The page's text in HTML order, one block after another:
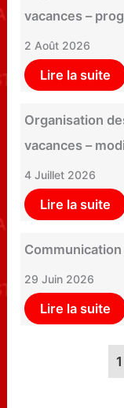
vacances –
2 Août 2026
Lire la suite
Organisation
vacances –
4 Juillet 2026
Lire la suite
Communication
29 Juin 2026
Lire la suite
1